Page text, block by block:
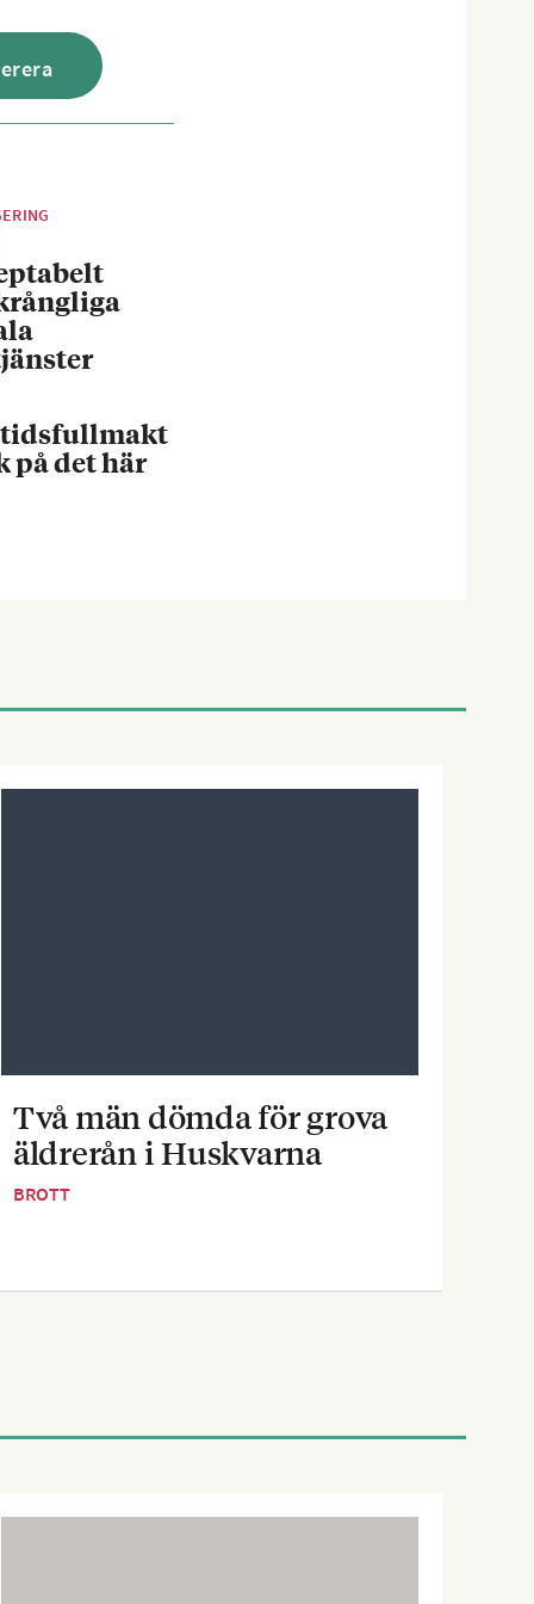
på det här
Två män dömda för grova
äldrerån i Huskvarna
BROTT